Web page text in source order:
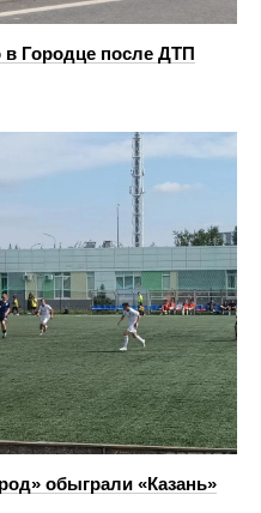
в Городце после ДТП
обыграли «Казань»